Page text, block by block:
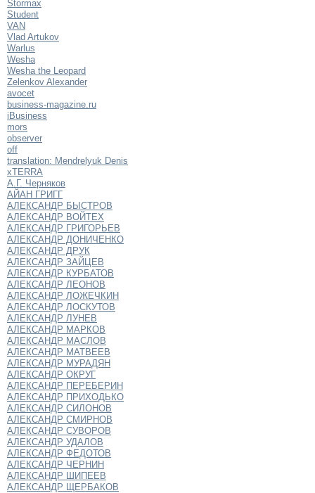
Stormax
Student
VAN
Vlad Artukov
Warlus
Wesha
Wesha the Leopard
Zelenkov Alexander
avocet
business-magazine.ru
iBusiness
mors
observer
off
translation: Mendrelyuk Denis
xTERRA
А.Г. Черняков
АЙАН ГРИГГ
АЛЕКСАНДР БЫСТРОВ
АЛЕКСАНДР ВОЙТЕХ
АЛЕКСАНДР ГРИГОРЬЕВ
АЛЕКСАНДР ДОНИЧЕНКО
АЛЕКСАНДР ДРУК
АЛЕКСАНДР ЗАЙЦЕВ
АЛЕКСАНДР КУРБАТОВ
АЛЕКСАНДР ЛЕОНОВ
АЛЕКСАНДР ЛОЖЕЧКИН
АЛЕКСАНДР ЛОСКУТОВ
АЛЕКСАНДР ЛУНЕВ
АЛЕКСАНДР МАРКОВ
АЛЕКСАНДР МАСЛОВ
АЛЕКСАНДР МАТВЕЕВ
АЛЕКСАНДР МУРАДЯН
АЛЕКСАНДР ОКРУГ
АЛЕКСАНДР ПЕРЕБЕРИН
АЛЕКСАНДР ПРИХОДЬКО
АЛЕКСАНДР СИЛОНОВ
АЛЕКСАНДР СМИРНОВ
АЛЕКСАНДР СУВОРОВ
АЛЕКСАНДР УДАЛОВ
АЛЕКСАНДР ФЕДОТОВ
АЛЕКСАНДР ЧЕРНИН
АЛЕКСАНДР ШИПЕЕВ
АЛЕКСАНДР ЩЕРБАКОВ